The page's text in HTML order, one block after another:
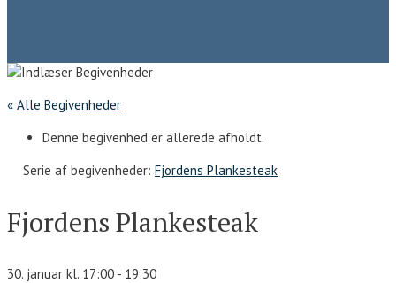
« Alle Begivenheder
Denne begivenhed er allerede afholdt.
Serie af begivenheder: Fjordens Plankesteak
Fjordens Plankesteak
30. januar kl. 17:00 - 19:30